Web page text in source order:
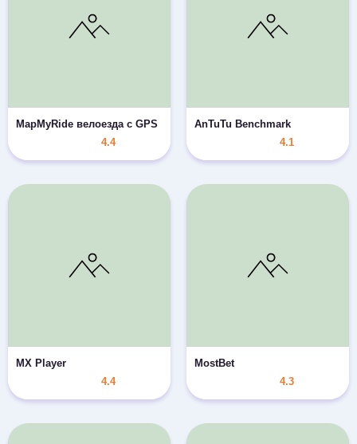
MapMyRide велоезда с GPS
4.4
AnTuTu Benchmark
4.1
MX Player
4.4
MostBet
4.3